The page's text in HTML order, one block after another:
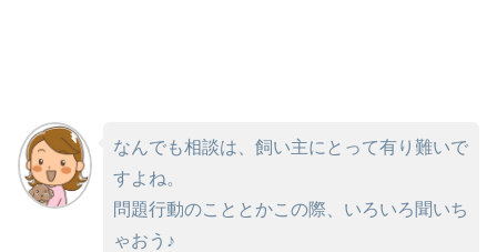
なんでも相談は、飼い主にとって有り難いで
すよね。
問題行動のこととかこの際、いろいろ聞いち
ゃおう♪